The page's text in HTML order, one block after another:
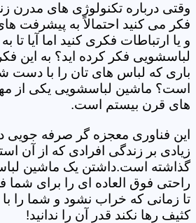
وقتی درباره تکنولوژی های مدرن
فکر می کنید احتمالاً به پیشرفت
و یا ارتباطات فکری کنید اما آیا تا
لباسشویی فکر کرده اید؟ به این
باری که لباس های تان را با دست
است؟ ماشین لباسشویی یکی از
های قرن بیستم است.
این فناوری معجزه گر صرفه جویی در
زیادی بر زندگی افرادی که از آن
گذاشته است.داشتن یک ماشین
راحتی فوق العاده ای را برای شما
تا زمانی که خراب نشود و شما را
کثیف رها نکند قدر آن را ندانید!